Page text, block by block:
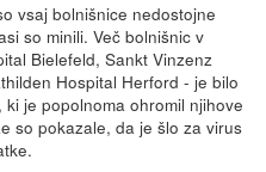
vsaj bolnišnice nedostojne
so minili. Več bolnišnic v
Bielefeld, Sankt Vinzenz
Hospital Herford - je bilo
je popolnoma ohromil njihove
so pokazale, da je šlo za virus